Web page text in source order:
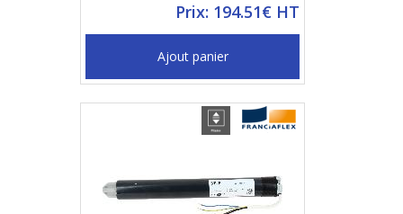
Prix: 194.51€ HT
Ajout panier